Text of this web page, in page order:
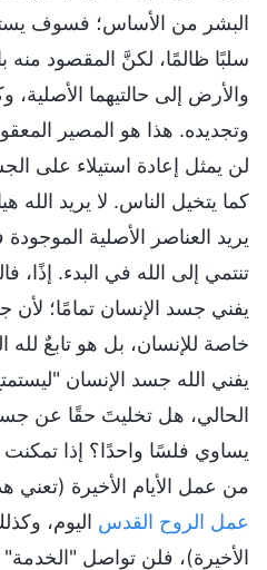
البشر من الأساس؛ فسوف
سلبًا ظالمًا، لكنَّ المقصود منه
والأرض إلى حالتيهما الأصلية،
وتجديده. هذا هو المصير
لن يمثل إعادة استيلاء على
كما يتخيل الناس. لا يريد الله
يريد العناصر الأصلية
تنتمي إلى الله في البدء. إذًا،
يفني جسد الإنسان تمامًا؛
خاصة للإنسان، بل هو تابعٌ لله
يفني الله جسد الإنسان
الحالي، هل تخليتَ حقًا عن
يساوي فلسًا واحدًا؟ إذا تمكنت
من عمل الأيام الأخيرة (تعني
عمل الروح القدس اليوم،
الأخيرة)، فلن تواصل "الخدمة"